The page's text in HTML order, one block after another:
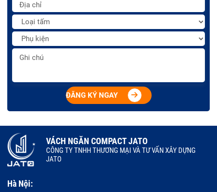
ĐĂNG KÝ NGAY
VÁCH NGĂN COMPACT JATO
CÔNG TY TNHH THƯƠNG MẠI VÀ TƯ VẤN XÂY DỰNG
JATO
Hà Nội: